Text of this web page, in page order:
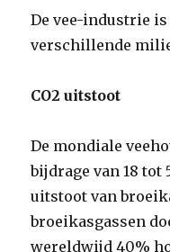
De vee-industrie
verschillende
CO2 uitstoot
De mondiale
bijdrage van 18 tot
uitstoot van
broeikasgassen
wereldwijd 40%